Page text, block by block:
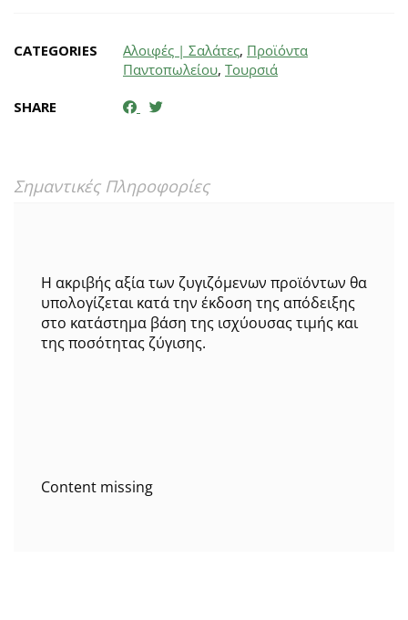
CATEGORIES Αλοιφές | Σαλάτες, Προϊόντα
Παντοπωλείου, Τουρσιά
SHARE
Σημαντικές Πληροφορίες
Η ακριβής αξία των ζυγιζόμενων προϊόντων θα
υπολογίζεται κατά την έκδοση της απόδειξης
στο κατάστημα βάση της ισχύουσας τιμής και
της ποσότητας ζύγισης.
Content missing